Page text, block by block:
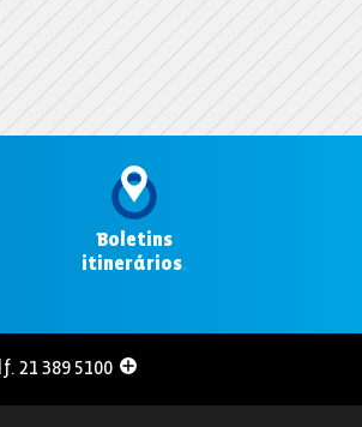
Boletins
itinerários.
21 389 5100